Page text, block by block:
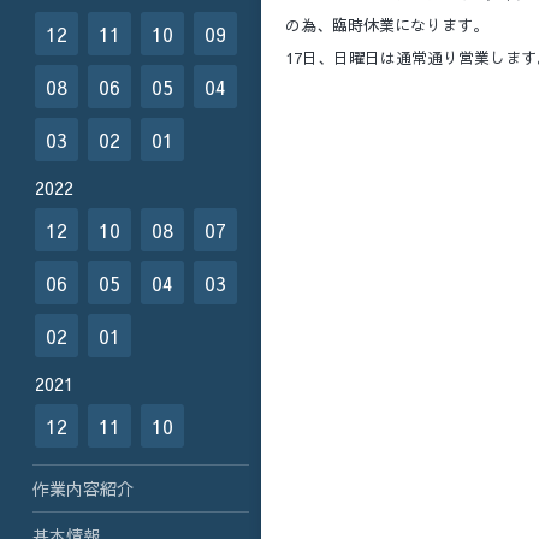
の為、臨時休業になります。
17日、日曜日は通常通り営業しま
12 11 10
09
08
06 05
04
03
02 01
2022
12 10 08
07
06
05 04
03
02
01
2021
12 11 10
作業内容紹介